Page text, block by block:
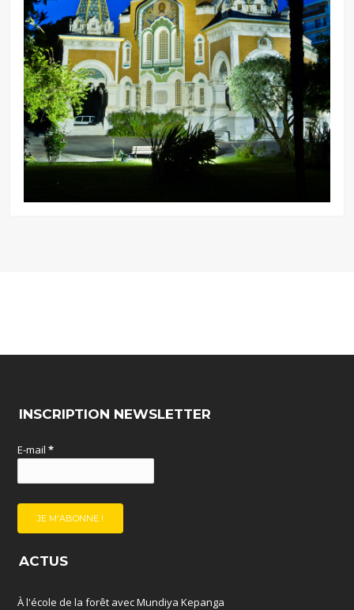
INSCRIPTION NEWSLETTER
E-mail*
ACTUS
À l'école de la forêt avec Mundiya Kepanga